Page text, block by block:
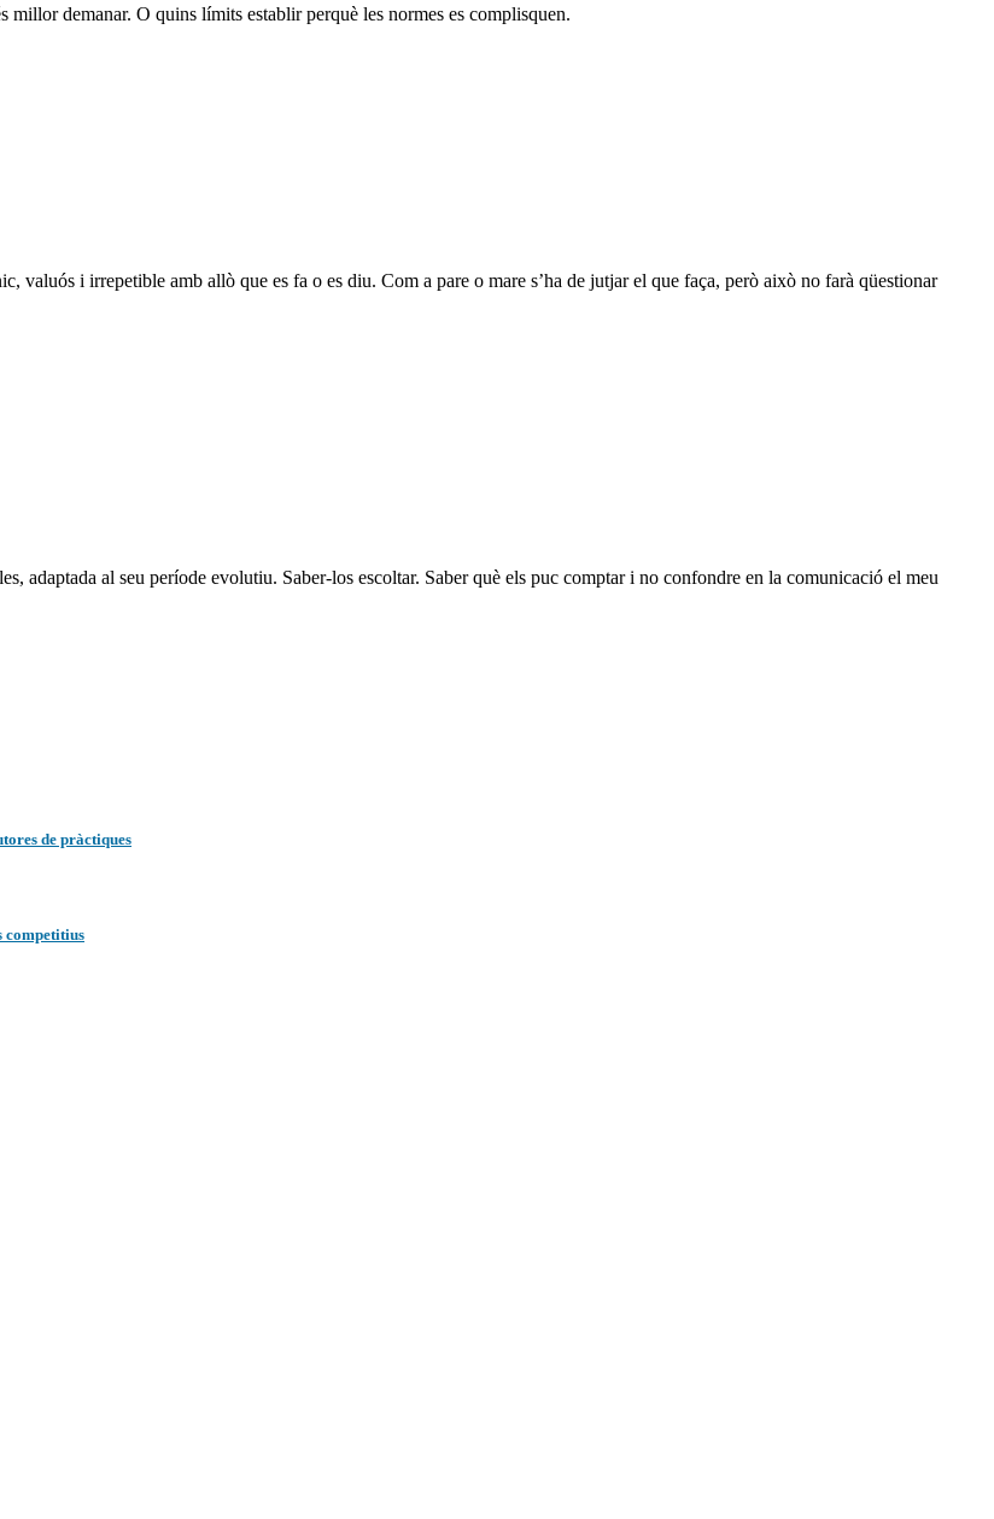
millor demanar. O quins límits establir perquè les normes es complisquen.
valuós i irrepetible amb allò que es fa o es diu. Com a pare o mare s’ha de jutjar el que faça, però això no farà qüestionar
adaptada al seu període evolutiu. Saber-los escoltar. Saber què els puc comptar i no confondre en la comunicació el meu
de pràctiques
competitius